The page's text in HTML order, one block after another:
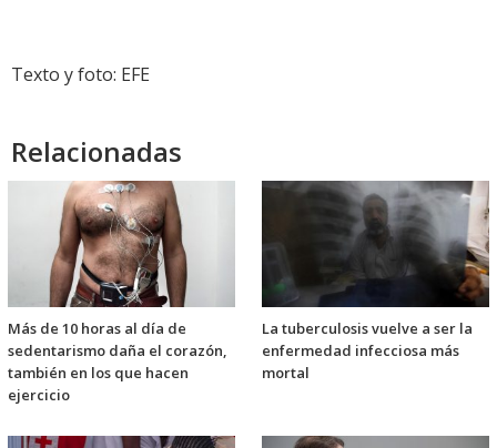
Texto y foto: EFE
Relacionadas
Más de 10 horas al día de
sedentarismo daña el corazón,
también en los que hacen
ejercicio
La tuberculosis vuelve a ser la
enfermedad infecciosa más
mortal